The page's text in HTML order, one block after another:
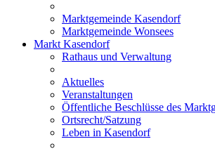
Marktgemeinde Kasendorf
Marktgemeinde Wonsees
Markt Kasendorf
Rathaus und Verwaltung
Aktuelles
Veranstaltungen
Öffentliche Beschlüsse des
Ortsrecht/Satzung
Leben in Kasendorf